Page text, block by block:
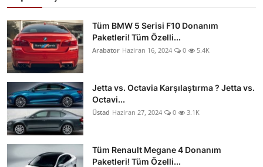
Tüm BMW 5 Serisi F10 Donanım
Paketleri! Tüm Özelli...
Arabator Haziran 16, 2024 0 5.4K
Jetta vs. Octavia Karşılaştırma ? Jetta vs.
Octavi...
Üstad Haziran 27, 2024 0 3.1K
Tüm Renault Megane 4 Donanım
Paketleri! Tüm Özelli...